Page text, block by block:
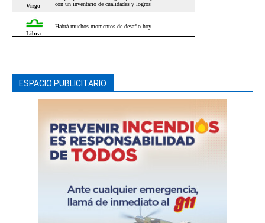
ESPACIO PUBLICITARIO